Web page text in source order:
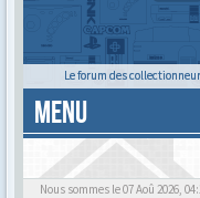
Le forum des
MENU
Le forum des
Nous sommes le 07 Aoû 2026,